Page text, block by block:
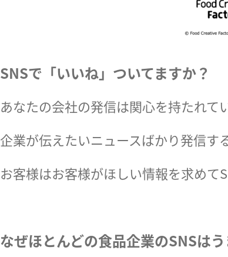
SNSで「いいね」ついてますか？
あなたの会社の発信は関心を持たれて
企業が伝えたいニュースばかり発信す
お客様はお客様がほしい情報を求めて
なぜほとんどの食品企業のSNSは